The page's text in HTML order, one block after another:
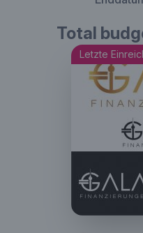
Total
Letzte